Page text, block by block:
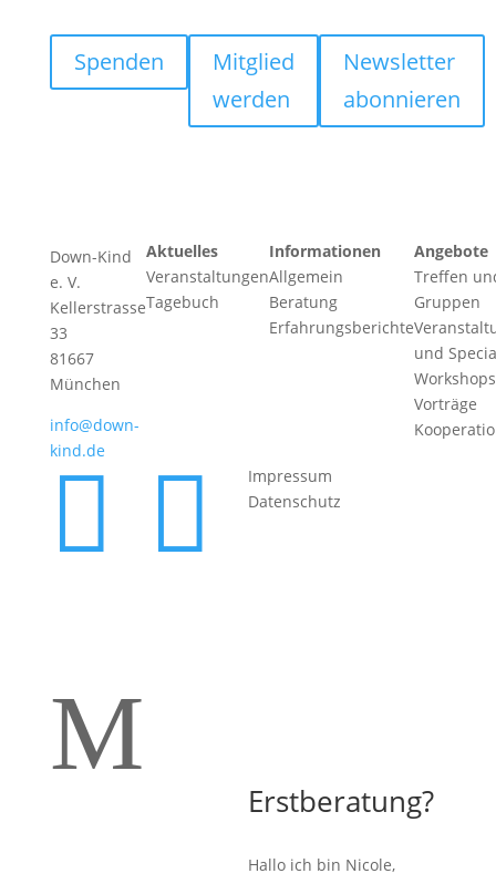
Spenden
Mitglied
werden
Newsletter
abonnieren
Down-Kind
e. V.
Kellerstrasse
33
81667
München
info@down-
kind.de
Aktuelles
Veranstaltungen
Tagebuch
Informationen
Allgemein
Beratung
Erfahrungsberichte
Angebote
Treffen
Gruppen
und
Vorträge
 
Impressum
Datenschutz
M
Erstberatung?
Hallo ich bin Nicole,